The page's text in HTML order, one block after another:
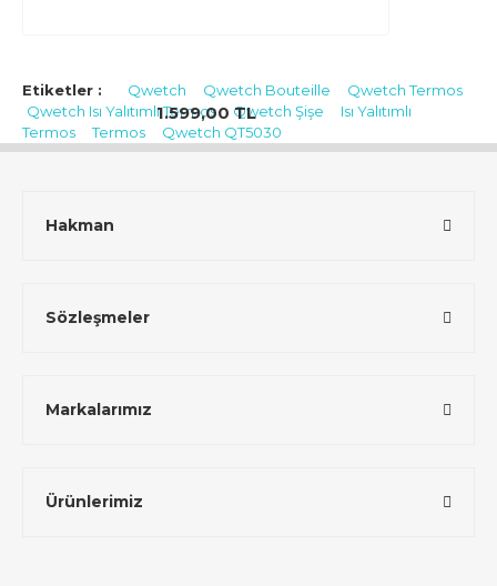
1.599,00 TL
Etiketler : Qwetch Qwetch Bouteille
Qwetch Termos
Qwetch Isı Yalıtımlı Termos
Qwetch Şişe
Isı Yalıtımlı
Termos
Termos Qwetch QT5030
Hakman
Sözleşmeler
Markalarımız
Ürünlerimiz